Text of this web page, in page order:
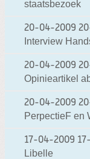
staatsbezoek
20-04-2009
Interview
20-04-2009
Opinieartikel
20-04-2009
PerpectieF en
17-04-2009
Libelle